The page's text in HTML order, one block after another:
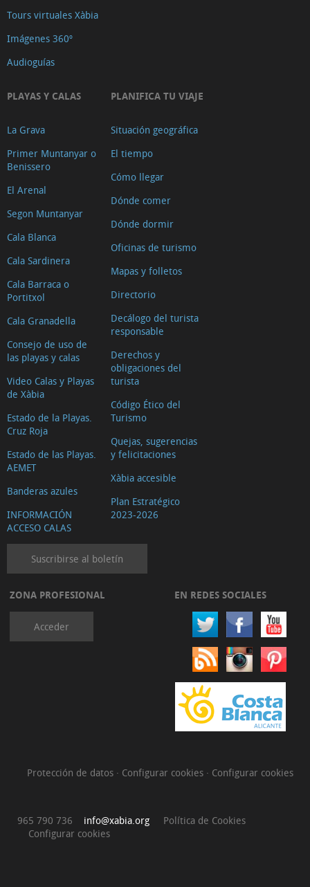
Tours virtuales Xàbia
Imágenes 360º
Audioguías
PLAYAS Y CALAS
La Grava
Primer Muntanyar o
Benissero
El Arenal
Segon Muntanyar
Cala Blanca
Cala Sardinera
Cala Barraca o
Portitxol
Cala Granadella
Consejo de uso de
las playas y calas
Video Calas y Playas
de Xàbia
Estado de la Playas.
Cruz Roja
Estado de las Playas.
AEMET
Banderas azules
INFORMACIÓN
ACCESO CALAS
PLANIFICA TU VIAJE
Situación geográfica
El tiempo
Cómo llegar
Dónde comer
Dónde dormir
Oficinas de turismo
Mapas y folletos
Directorio
Decálogo del turista
responsable
Derechos y
obligaciones del
turista
Código Ético del
Turismo
Quejas, sugerencias
y felicitaciones
Xàbia accesible
Plan Estratégico
2023-2026
Suscribirse al boletín
ZONA PROFESIONAL
Acceder
EN REDES SOCIALES
Protección de datos · Configurar cookies · Configurar cookies
965 790 736 info@xabia.org
Política de Cookies
Configurar cookies